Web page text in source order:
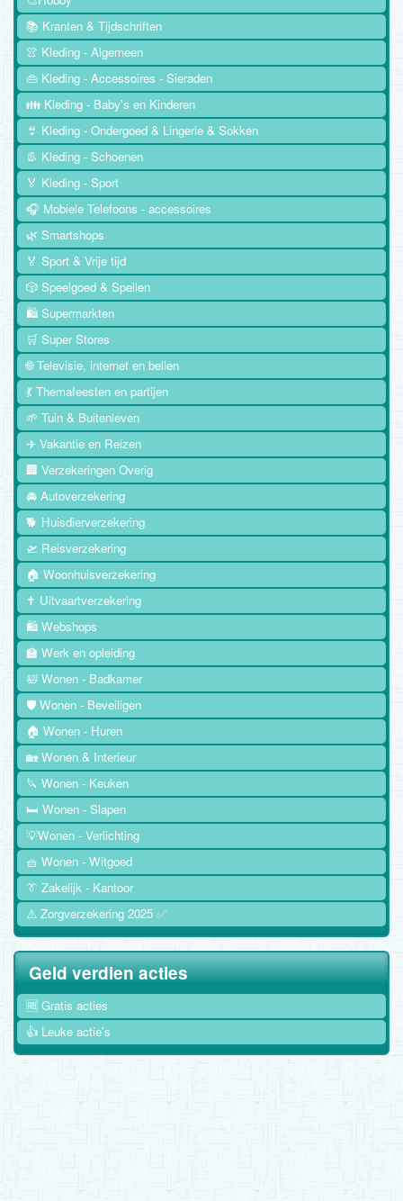
📚 Kranten & Tijdschriften
👚 Kleding - Algemeen
👜 Kleding - Accessoires - Sieraden
👪 Kleding - Baby's en Kinderen
👙 Kleding - Ondergoed & Lingerie & Sokken
👢 Kleding - Schoenen
🏅 Kleding - Sport
🎧 Mobiele Telefoons - accessoires
🌿 Smartshops
🏅 Sport & Vrije tijd
🎲 Speelgoed & Spellen
🛍️ Supermarkten
🛒 Super Stores
🌐 Televisie, internet en bellen
💃 Themafeesten en partijen
🌱 Tuin & Buitenleven
✈️ Vakantie en Reizen
🏢 Verzekeringen Overig
🚘 Autoverzekering
🐕 Huisdierverzekering
🛫 Reisverzekering
🏠 Woonhuisverzekering
✝️ Uitvaartverzekering
🛍️ Webshops
🏫 Werk en opleiding
🛀 Wonen - Badkamer
🛡️ Wonen - Beveiligen
🏠 Wonen - Huren
🏡 Wonen & Interieur
🔪 Wonen - Keuken
🛏️ Wonen - Slapen
💡Wonen - Verlichting
🧺 Wonen - Witgoed
👔 Zakelijk - Kantoor
⚠️ Zorgverzekering 2025 ✅
Geld verdien acties
🆓 Gratis acties
👍 Leuke actie's